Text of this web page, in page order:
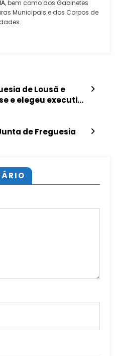
, bem como dos Gabinetes
Municipais e dos Corpos de
de Lousã e
e elegeu executivo
de Freguesia